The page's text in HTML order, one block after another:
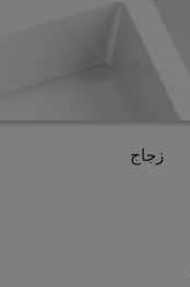
زجاج